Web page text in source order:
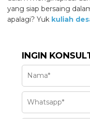
yang siap bersaing
apalagi? Yuk kuliah
INGIN